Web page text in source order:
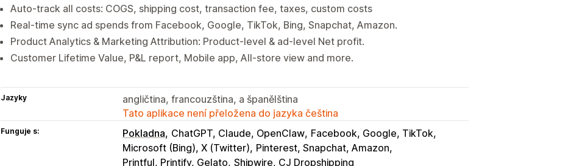
Auto-track all costs: COGS, shipping cost, transaction fee, taxes, custom costs
Real-time sync ad spends from Facebook, Google, TikTok, Bing, Snapchat, Amazon.
Product Analytics & Marketing Attribution: Product-level & ad-level Net profit.
Customer Lifetime Value, P&L report, Mobile app, All-store view and more.
Jazyky
angličtina, francouzština, a španělština
Tato aplikace není přeložena do jazyka čeština
Funguje s: Pokladna ChatGPT, Claude, OpenClaw Facebook, Google, TikTok
Microsoft (Bing), X (Twitter) Pinterest, Snapchat, Amazon
Printful, Printify, Gelato Shipwire, CJ Dropshipping